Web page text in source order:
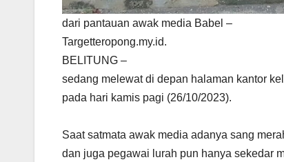
dari pantauan awak media Babel –
Targetteropong.my.id.
BELITUNG –
sedang melewat di depan halaman kantor
pada hari kamis pagi (26/10/2023).
Saat satmata awak media adanya sang
dan juga pegawai lurah pun hanya sekedar